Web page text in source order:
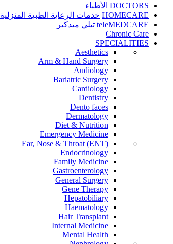
DOCTORS الأطباء
HOMECARE خدمات الرعاية الطبية المنزلية
teleMEDCARE تيلي ميدكير
Chronic Care
SPECIALITIES
Aesthetics
Arm & Hand Surgery
Audiology
Bariatric Surgery
Cardiology
Dentistry
Dento faces
Dermatology
Diet & Nutrition
Emergency Medicine
Ear, Nose & Throat (ENT)
Endocrinology
Family Medicine
Gastroenterology
General Surgery
Gene Therapy
Hepatobiliary
Haematology
Hair Transplant
Internal Medicine
Mental Health